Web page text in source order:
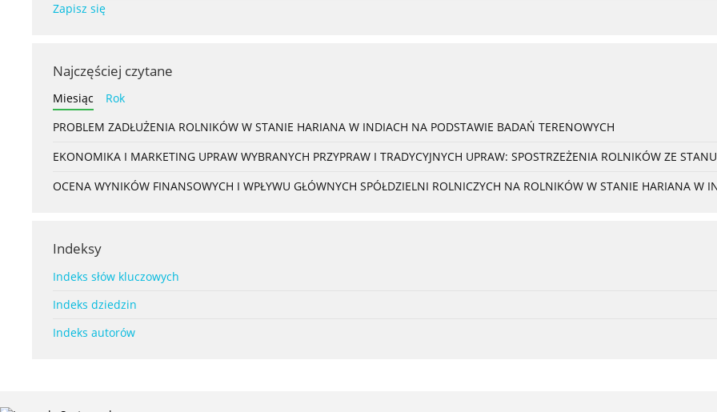
Zapisz się
Najczęściej czytane
Miesiąc
Rok
PROBLEM ZADŁUŻENIA ROLNIKÓW W STANIE HARIANA W INDIACH NA PODSTAWIE BADAŃ TERENOWYCH
EKONOMIKA I MARKETING UPRAW WYBRANYCH PRZYPRAW I TRADYCYJNYCH UPRAW: SPOSTRZEŻENIA ROLNIKÓW ZE
OCENA WYNIKÓW FINANSOWYCH I WPŁYWU GŁÓWNYCH SPÓŁDZIELNI ROLNICZYCH NA ROLNIKÓW W STANIE HARIANA W
Indeksy
Indeks słów kluczowych
Indeks dziedzin
Indeks autorów